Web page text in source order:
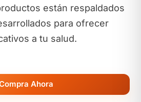
están respaldados
para ofrecer
a tu salud.
Ahora